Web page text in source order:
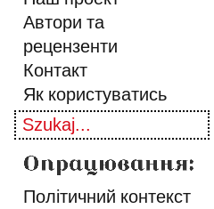
Автори та
рецензенти
Контакт
Як користуватись
Політичний контекст